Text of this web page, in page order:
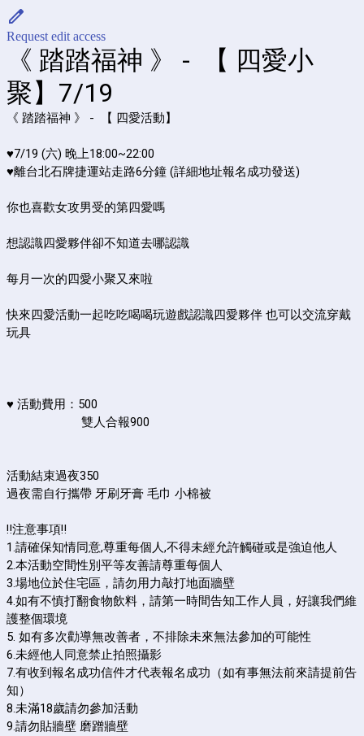
Request edit access
《 踏踏福神 》 - 【 四愛小
聚】7/19
《 踏踏福神 》 - 【 四愛活動】
♥7/19 (六) 晚上18:00~22:00
♥離台北石牌捷運站走路6分鐘 (詳細地址報名成功發送)
你也喜歡女攻男受的第四愛嗎
想認識四愛夥伴卻不知道去哪認識
每月一次的四愛小聚又來啦
快來四愛活動一起吃吃喝喝玩遊戲認識四愛夥伴 也可以交流穿戴
玩具
♥ 活動費用：500
雙人合報900
活動結束過夜350
過夜需自行攜帶 牙刷牙膏 毛巾 小棉被
‼️注意事項‼️
1.請確保知情同意,尊重每個人,不得未經允許觸碰或是強迫他人
2.本活動空間性別平等友善請尊重每個人
3.場地位於住宅區，請勿用力敲打地面牆壁
4.如有不慎打翻食物飲料，請第一時間告知工作人員，好讓我們維
護整個環境
5. 如有多次勸導無改善者，不排除未來無法參加的可能性
6.未經他人同意禁止拍照攝影
7.有收到報名成功信件才代表報名成功（如有事無法前來請提前告
知）
8.未滿18歲請勿參加活動
9.請勿貼牆壁 磨蹭牆壁